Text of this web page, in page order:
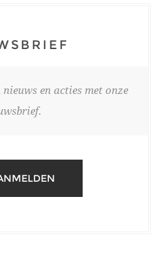
en acties met onze